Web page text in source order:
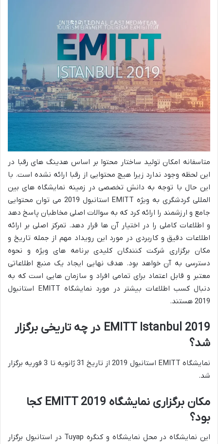
متاسفانه امکان تولید ساختار محتوا بر اساس هدینگ های رقبا در
این لحظه وجود ندارد زیرا هیچ محتوایی از رقبا ارائه نشده است. با
این حال با توجه به دانش تخصصی در زمینه نمایشگاه های بین
المللی گردشگری به ویژه EMITT استانبول 2019 می توان محتوایی
جامع و ارزشمند را ارائه کرد که به سوالات اصلی مخاطبان پاسخ دهد
و اطلاعات کاملی را در اختیار آن ها قرار دهد. تمرکز اصلی بر ارائه
اطلاعات دقیق و کاربردی در مورد این رویداد مهم از جمله تاریخ و
مکان برگزاری شرکت کنندگان کلیدی برنامه های ویژه و نحوه
دسترسی به آن خواهد بود. هدف نهایی ایجاد یک منبع اطلاعاتی
معتبر و قابل اعتماد برای تمامی افراد و سازمان هایی است که به
دنبال کسب اطلاعات بیشتر در مورد نمایشگاه EMITT استانبول
2019 هستند.
EMITT Istanbul 2019 در چه تاریخی برگزار
شد؟
نمایشگاه EMITT استانبول 2019 از تاریخ 31 ژانویه تا 3 فوریه برگزار
شد.
مکان برگزاری نمایشگاه EMITT 2019 کجا
بود؟
این نمایشگاه در محل نمایشگاه و کنگره Tuyap در استانبول برگزار